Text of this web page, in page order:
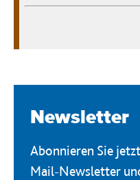
Newsletter
Abonnieren Sie
Mail-Newsletter